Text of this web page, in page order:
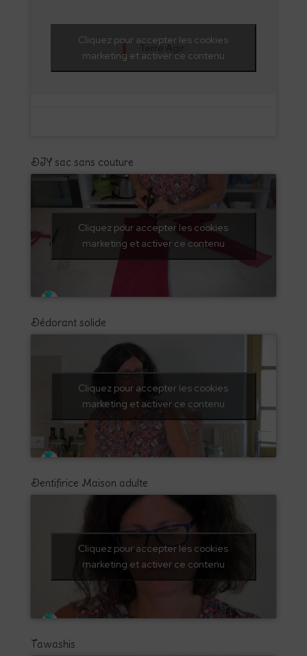
Terre Agir
Cliquez pour accepter les cookies
marketing et activer ce contenu
DIY sac sans couture
Cliquez pour accepter les cookies
marketing et activer ce contenu
Dédorant solide
Cliquez pour accepter les cookies
marketing et activer ce contenu
Dentifirice Maison adulte
Cliquez pour accepter les cookies
marketing et activer ce contenu
Tawashis